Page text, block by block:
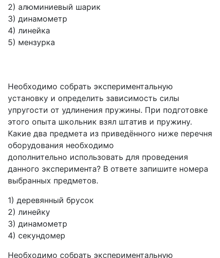
2) алюминиевый шарик
3) динамометр
4) линейка
5) мензурка
Необходимо собрать экспериментальную
установку и определить зависимость силы
упругости от удлинения пружины. При подготовке
этого опыта школьник взял штатив и пружину.
Какие два предмета из приведённого ниже перечня
оборудования необходимо
дополнительно использовать для проведения
данного эксперимента? В ответе запишите номера
выбранных предметов.
1) деревянный брусок
2) линейку
3) динамометр
4) секундомер
Необходимо собрать экспериментальную